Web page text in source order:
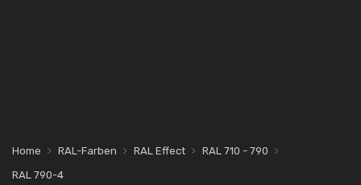
Home RAL-Farben RAL Effect
RAL 710 - 790
RAL 790-4